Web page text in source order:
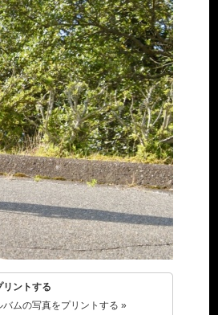
リントする
バムの写真をプリントする »